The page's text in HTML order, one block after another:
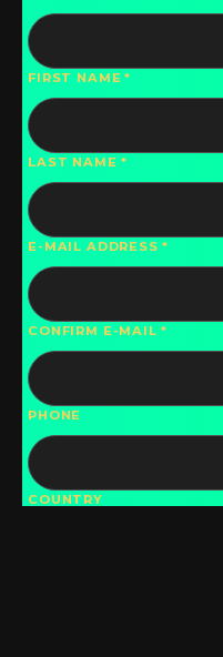
FIRST NAME
LAST NAME
E-MAIL ADDRESS
CONFIRM E-MAIL
PHONE
COUNTRY